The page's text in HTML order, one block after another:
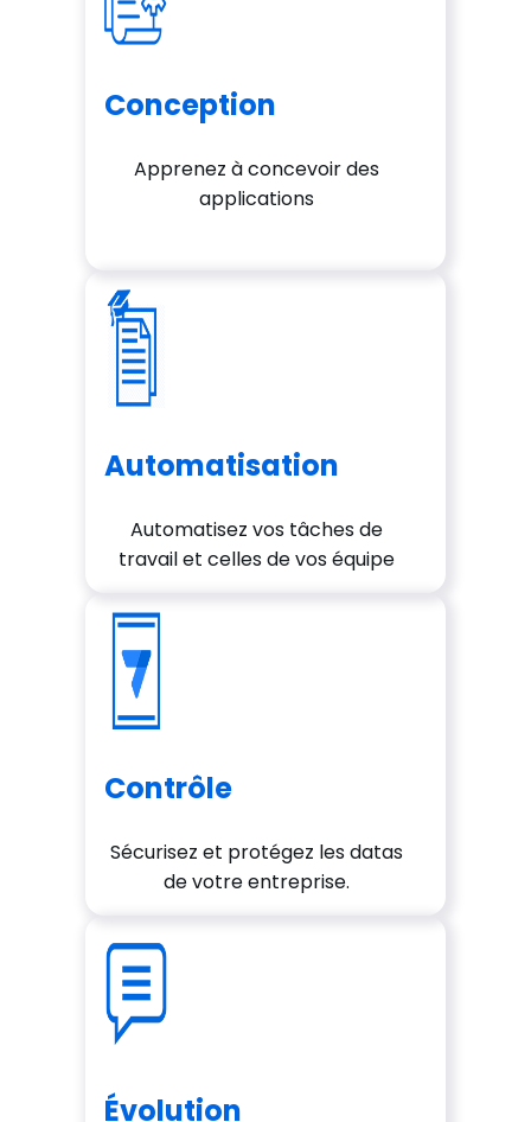
Conception
Apprenez à concevoir des
applications
Automatisation
Automatisez vos tâches de
travail et celles de vos équipe
Contrôle
Sécurisez et protégez les datas
de votre entreprise.
Évolution